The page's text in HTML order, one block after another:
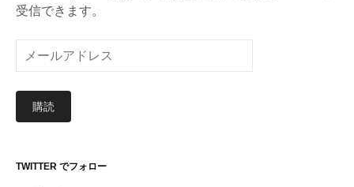
受信できます。
ー
ル
ド
ス
購読
TWITTER でフォロー